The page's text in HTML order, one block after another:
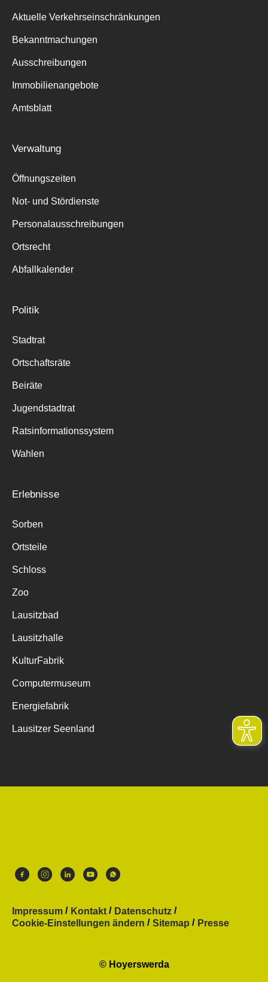
Suche
Aktuelle Verkehrseinschränkungen
Bekanntmachungen
Ausschreibungen
Immobilienangebote
Amtsblatt
Verwaltung
Öffnungszeiten
Not- und Stördienste
Personalausschreibungen
Ortsrecht
Abfallkalender
Politik
Stadtrat
Ortschaftsräte
Beiräte
Jugendstadtrat
Ratsinformationssystem
Wahlen
Erlebnisse
Sorben
Ortsteile
Schloss
Zoo
Lausitzbad
Lausitzhalle
KulturFabrik
Computermuseum
Energiefabrik
Lausitzer Seenland
Impressum Kontakt
Datenschutz
Cookie-Einstellungen ändern
Sitemap Presse
© Hoyerswerda